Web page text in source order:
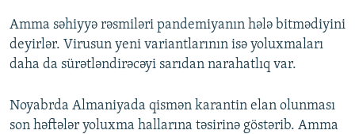
Amma səhiyyə rəsmiləri pandemiyanın hələ bitmədiyini
deyirlər. Virusun yeni variantlarının isə yoluxmaları
daha da sürətləndirəcəyi sarıdan narahatlıq var.
Noyabrda Almaniyada qismən karantin elan olunması
son həftələr yoluxma hallarına təsirinə göstərib. Amma